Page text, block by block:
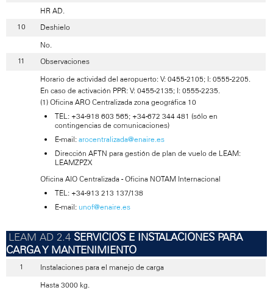
HR AD.
Deshielo
No.
Observaciones
Horario de actividad del aeropuerto: V: 0455-2105; I: 0555-2205.
En caso de activación PPR: V: 0455-2135; I: 0555-2235.
(1) Oficina ARO Centralizada zona geográfica 10
TEL: +34-918 603 565; +34-672 344 481 (sólo en
contingencias de comunicaciones)
E-mail: arocentralizada@enaire.es
Dirección AFTN para gestión de plan de vuelo de LEAM:
LEAMZPZX
Oficina AIO Centralizada - Oficina NOTAM Internacional
TEL: +34-913 213 137/138
E-mail: unof@enaire.es
SERVICIOS E INSTALACIONES PARA
CARGA Y MANTENIMIENTO
Instalaciones para el manejo de carga
Hasta 3000 kg.